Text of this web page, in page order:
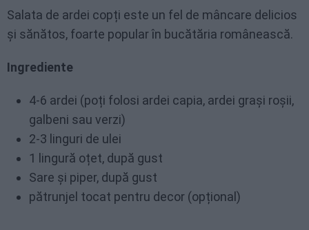
Salata de ardei copți este un fel de mâncare delicios
și sănătos, foarte popular în bucătăria românească.
Ingrediente
4-6 ardei (poți folosi ardei capia, ardei grași roșii,
galbeni sau verzi)
2-3 linguri de ulei
1 lingură oțet, după gust
Sare și piper, după gust
pătrunjel tocat pentru decor (opțional)